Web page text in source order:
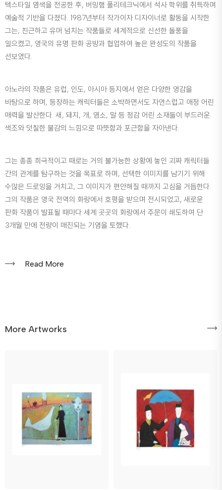
텍스타일 염색을 전공한 후, 버밍햄 폴리테크닉에서 석사 학위를 취득하며
예술적 기반을 다졌다. 1987년부터 작가이자 디자이너로 활동을 시작한
그는, 친근하고 유머 넘치는 작품들로 세계적으로 신선한 돌풍을
일으켰고, 영국의 유명 판화 공방과 협업하여 높은 완성도의 작품을
선보였다.
아노라의 작품은 유럽, 인도, 아시아 등지에서 얻은 다양한 영감을
바탕으로 하며, 등장하는 캐릭터들은 소박하면서도 자연스럽고 애정 어린
매력을 발산한다. 새, 돼지, 개, 염소, 말 등 정감 어린 소재들이 부드러운
색조와 덧칠한 물감의 느낌으로 따뜻함과 포근함을 자아낸다.
그는 종종 희극적이고 때로는 거의 불가능한 상황에 놓인 괴짜 캐릭터들
간의 관계를 탐구하는 것을 목표로 하며, 선택한 이미지를 남기기 위해
수많은 드로잉을 거치고, 그 이미지가 편안해질 때까지 고심을 거듭한다.
그의 작품은 영국 전역의 화랑에서 호평을 받으며 전시되었고, 새로운
판화 작품이 발표될 때마다 세계 곳곳의 화랑에서 주문이 쇄도하여 단
3개월 만에 전량이 매진되는 기염을 토했다.
Read More
More Artworks